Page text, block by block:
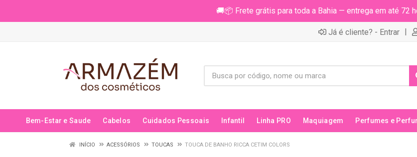
🚚📦 Frete grátis para toda a Bahia — entrega em até 72
Já é cliente? - Entrar |
Bem-Estar e Saude Cabelos Cuidados Pessoais Infantil Linha PRO Maquiagem Perfumes e
INÍCIO ACESSÓRIOS TOUCAS TOUCA DE BANHO RICCA CETIM COLORS